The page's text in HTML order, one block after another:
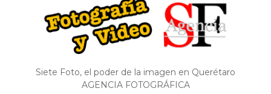
Siete Foto, el poder de la imagen en Querétaro
AGENCIA FOTOGRÁFICA